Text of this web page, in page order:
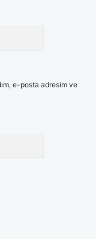
e-posta adresim ve